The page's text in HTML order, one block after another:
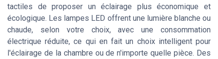
tactiles de proposer un éclairage plus économique et
écologique. Les lampes LED offrent une lumière blanche ou
chaude, selon votre choix, avec une consommation
électrique réduite, ce qui en fait un choix intelligent pour
l'éclairage de la chambre ou de n'importe quelle pièce. Des